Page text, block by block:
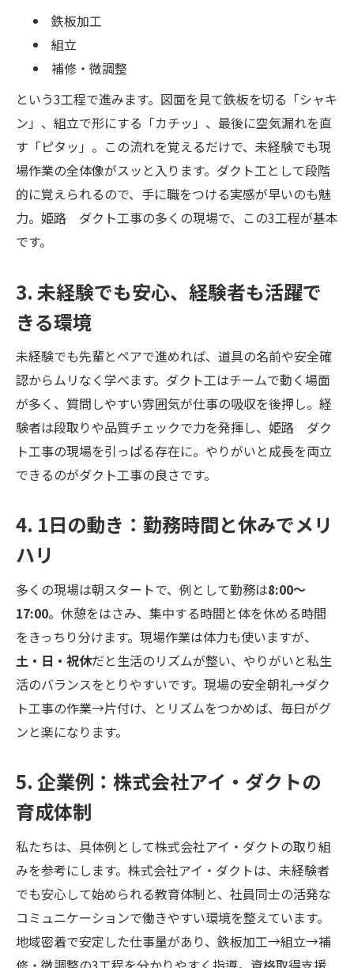
鉄板加工
組立
補修・微調整
という3工程で進みます。図面を見て鉄板を切る「シャキ
ン」、組立で形にする「カチッ」、最後に空気漏れを直
す「ピタッ」。この流れを覚えるだけで、未経験でも現
場作業の全体像がスッと入ります。ダクト工として段階
的に覚えられるので、手に職をつける実感が早いのも魅
力。姫路 ダクト工事の多くの現場で、この3工程が基本
です。
3. 未経験でも安心、経験者も活躍で
きる環境
未経験でも先輩とペアで進めれば、道具の名前や安全確
認からムリなく学べます。ダクト工はチームで動く場面
が多く、質問しやすい雰囲気が仕事の吸収を後押し。経
験者は段取りや品質チェックで力を発揮し、姫路 ダク
ト工事の現場を引っぱる存在に。やりがいと成長を両立
できるのがダクト工事の良さです。
4. 1日の動き：勤務時間と休みでメリ
ハリ
多くの現場は朝スタートで、例として勤務は8:00〜
17:00。休憩をはさみ、集中する時間と体を休める時間
をきっちり分けます。現場作業は体力も使いますが、
土・日・祝休だと生活のリズムが整い、やりがいと私生
活のバランスをとりやすいです。現場の安全朝礼→ダク
ト工事の作業→片付け、とリズムをつかめば、毎日がグ
ンと楽になります。
5. 企業例：株式会社アイ・ダクトの
育成体制
私たちは、具体例として株式会社アイ・ダクトの取り組
みを参考にします。株式会社アイ・ダクトは、未経験者
でも安心して始められる教育体制と、社員同士の活発な
コミュニケーションで働きやすい環境を整えています。
地域密着で安定した仕事量があり、鉄板加工→組立→補